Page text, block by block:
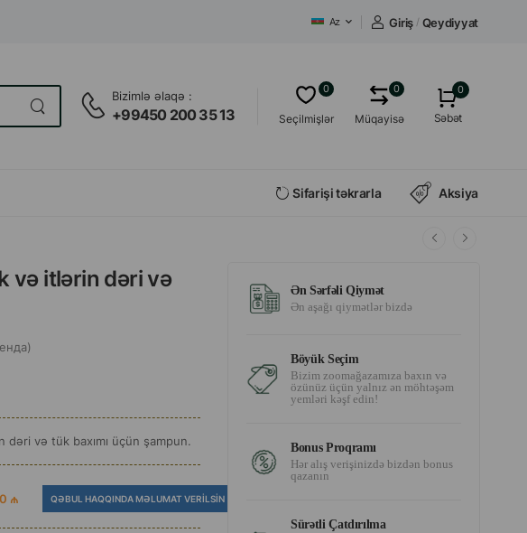
Az Giriş / Qeydiyyat
Bizimlə əlaqə :
+99450 200 35 13 Seçilmişlər
0
Müqayisə
0 0
Səbət
Sifarişi təkrarla Aksiya
və itlərin dəri və
və tük baxımı üçün şampun.
₼ QƏBUL HAQQINDA MƏLUMAT VERILSIN
Ən Sərfəli Qiymət
Ən aşağı qiymətlər bizdə
Böyük Seçim
Bizim zoomağazamıza baxın və
özünüz üçün yalnız ən möhtəşəm
yemləri kəşf edin!
Bonus Proqramı
Hər alış verişinizdə bizdən bonus
qazanın
Sürətli Çatdırılma